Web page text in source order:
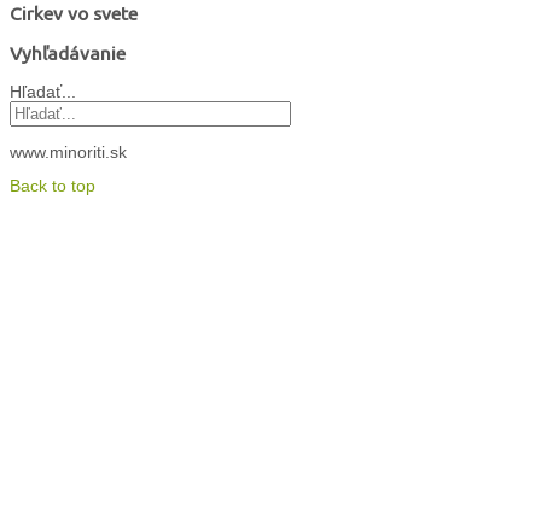
Cirkev vo svete
Vyhľadávanie
Hľadať...
www.minoriti.sk
Back to top